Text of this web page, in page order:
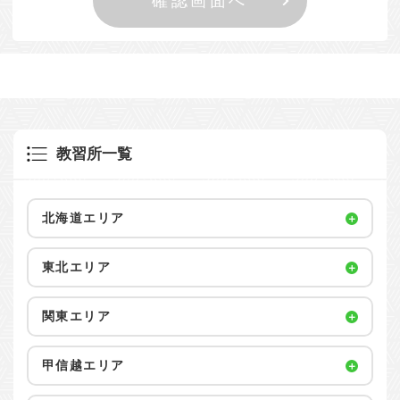
教習所一覧
北海道エリア
東北エリア
関東エリア
甲信越エリア